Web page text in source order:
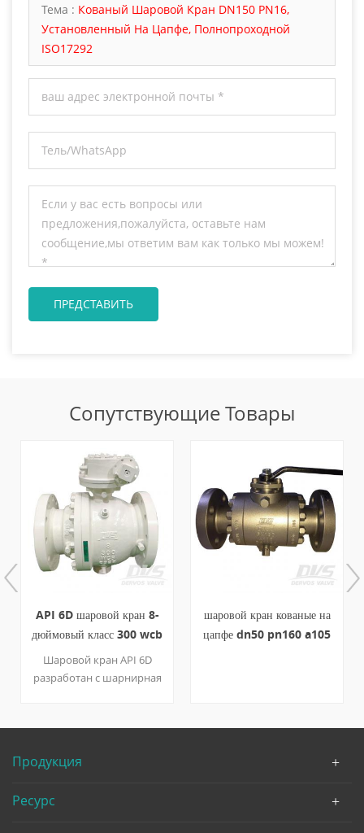
Тема : Кованый Шаровой Кран DN150 PN16,
Установленный На Цапфе, Полнопроходной
ISO17292
Сопутствующие Товары
API 6D шаровой кран 8-
дюймовый класс 300 wcb
коробка передач
Шаровой кран API 6D
разработан с шарнирная
шаровой кран имеет 300
давление и номинальный
режимом работы
шаровой кран кованые на
цапфе dn50 pn160 a105
Продукция
Ресурс